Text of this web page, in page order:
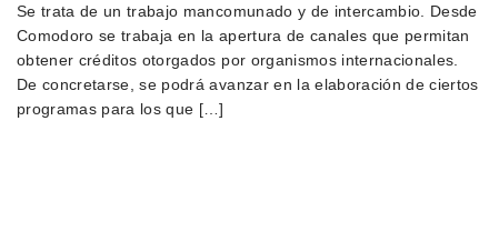
Se trata de un trabajo mancomunado y de intercambio. Desde
Comodoro se trabaja en la apertura de canales que permitan
obtener créditos otorgados por organismos internacionales.
De concretarse, se podrá avanzar en la elaboración de ciertos
programas para los que […]